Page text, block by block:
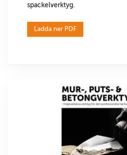
spackelverktyg.
Ladda ner PDF